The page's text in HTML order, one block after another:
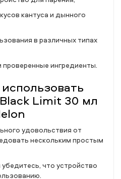
кантуса и дынного
в различных типах
проверенные ингредиенты.
Limit 30 мл
удовольствия от
нескольким простым
что устройство